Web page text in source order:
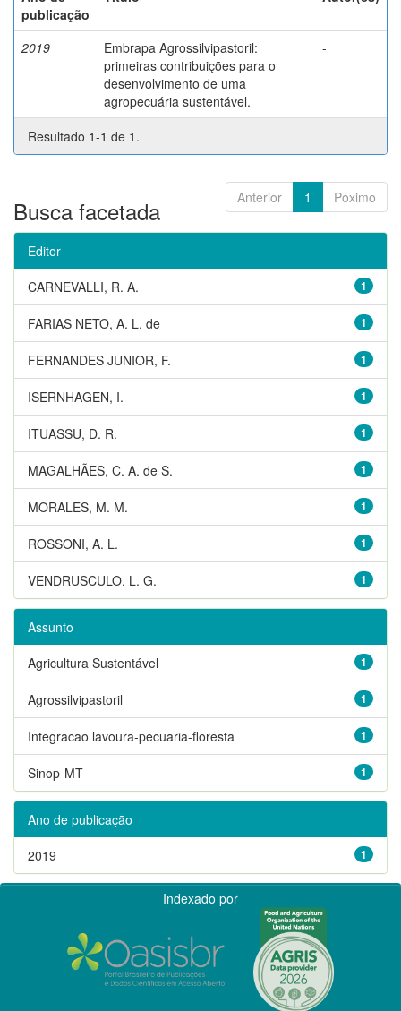
publicação
2019
Embrapa Agrossilvipastoril:
primeiras contribuições para o
desenvolvimento de uma
agropecuária sustentável.
-
Resultado 1-1 de 1.
Anterior 1 Póximo
Busca facetada
Editor
1
CARNEVALLI, R. A.
1
FARIAS NETO, A. L. de
1
FERNANDES JUNIOR, F.
1
ISERNHAGEN, I.
1
ITUASSU, D. R.
1
MAGALHÃES, C. A. de S.
1
MORALES, M. M.
1
ROSSONI, A. L.
1
VENDRUSCULO, L. G.
Assunto
1
Agricultura Sustentável
1
Agrossilvipastoril
1
Integracao lavoura-pecuaria-floresta
1
Sinop-MT
Ano de publicação
1
2019
Indexado por